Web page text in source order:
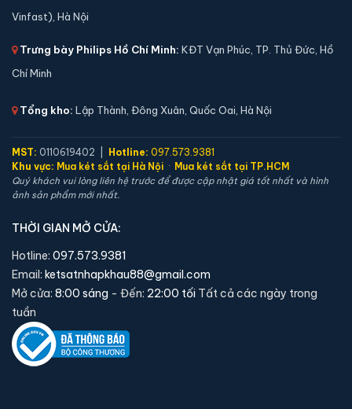
📐 Kích thước:56 x 42 x 43 cm
⚖️ Trọng lượng:60 kg
🔒 Khoá:Khóa vân tay điện tử
🛡️ Bảo hành: 36 tháng
4,690,000 đ
Xem chi tiết →
Vinfast), Hà Nội
Trưng bày Philips Hồ Chí Minh: KĐT Vạn Phúc, TP. Thủ Đức, Hồ
Chí Minh
Tổng kho: Lập Thành, Đông Xuân, Quốc Oai, Hà Nội
MST: 0110619402 | Hotline: 097.573.9381
Khu vực: Mua két sắt tại Hà Nội · Mua két sắt tại TP.HCM
Quý khách vui lòng liên hệ trước để được cập nhật giá tốt nhất và hình
ảnh sản phẩm mới nhất.
THỜI GIAN MỞ CỬA:
Hotline: 097.573.9381
Email: ketsatnhapkhau88@gmail.com
Mở cửa: 8:00 sáng - Đến: 22:00 tối Tất cả các ngày trong
tuần